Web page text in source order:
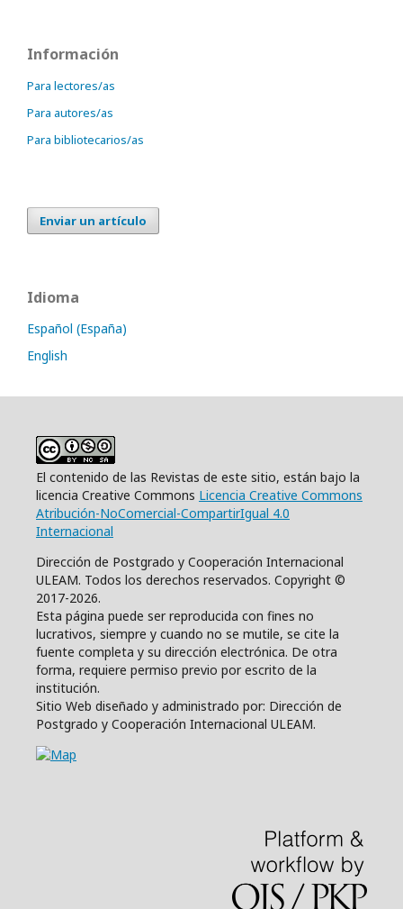
Información
Para lectores/as
Para autores/as
Para bibliotecarios/as
Enviar un artículo
Idioma
Español (España)
English
El contenido de las Revistas de este sitio, están bajo la
licencia Creative Commons Licencia Creative Commons
Atribución-NoComercial-CompartirIgual 4.0
Internacional
Dirección de Postgrado y Cooperación Internacional
ULEAM. Todos los derechos reservados. Copyright ©
2017-2026.
Esta página puede ser reproducida con fines no
lucrativos, siempre y cuando no se mutile, se cite la
fuente completa y su dirección electrónica. De otra
forma, requiere permiso previo por escrito de la
institución.
Sitio Web diseñado y administrado por: Dirección de
Postgrado y Cooperación Internacional ULEAM.